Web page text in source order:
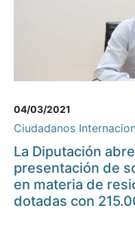
04/03/2021
Ciudadanos
La Diputación
presentación de
en materia de
dotadas con